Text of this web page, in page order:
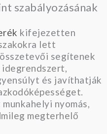
szabályozásának
kifejezetten
lett
segítenek
és javíthatják
nyomás,
megterhelő